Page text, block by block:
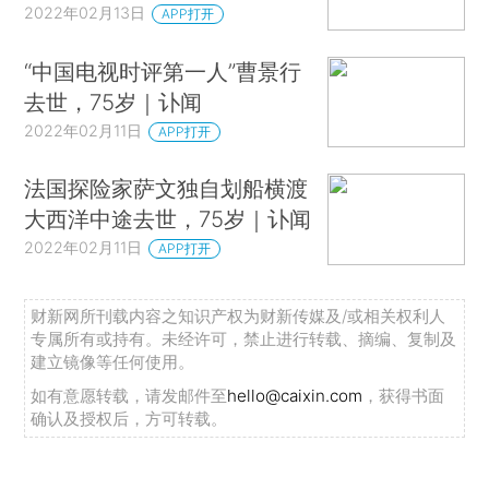
2022年02月13日 APP打开
“中国电视时评第一人”曹景行
去世，75岁｜讣闻
2022年02月11日 APP打开
法国探险家萨文独自划船横渡
大西洋中途去世，75岁｜讣闻
2022年02月11日 APP打开
财新网所刊载内容之知识产权为财新传媒及/或相关权利人
专属所有或持有。未经许可，禁止进行转载、摘编、复制及
建立镜像等任何使用。
如有意愿转载，请发邮件至hello@caixin.com ，获得书面
确认及授权后，方可转载。